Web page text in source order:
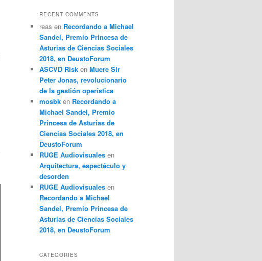
RECENT COMMENTS
reas en Recordando a Michael
Sandel, Premio Princesa de
Asturias de Ciencias Sociales
2018, en DeustoForum
ASCVD Risk en Muere Sir
Peter Jonas, revolucionario
de la gestión operística
mosbk en Recordando a
Michael Sandel, Premio
Princesa de Asturias de
Ciencias Sociales 2018, en
DeustoForum
RUGE Audiovisuales en
Arquitectura, espectáculo y
desorden
RUGE Audiovisuales en
Recordando a Michael
Sandel, Premio Princesa de
Asturias de Ciencias Sociales
2018, en DeustoForum
CATEGORIES